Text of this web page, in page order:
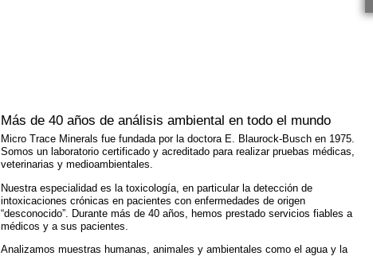
Más de 40 años de análisis ambiental en todo el mundo
Micro Trace Minerals fue fundada por la doctora E. Blaurock-Busch en 1975.
Somos un laboratorio certificado y acreditado para realizar pruebas médicas,
veterinarias y medioambientales.
Nuestra especialidad es la toxicología, en particular la detección de
intoxicaciones crónicas en pacientes con enfermedades de origen
“desconocido”. Durante más de 40 años, hemos prestado servicios fiables a
médicos y a sus pacientes.
Analizamos muestras humanas, animales y ambientales como el agua y la